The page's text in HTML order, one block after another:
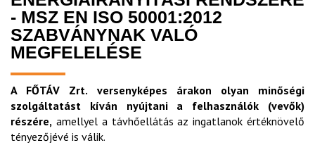
- MSZ EN ISO 50001:2012
SZABVÁNYNAK VALÓ
MEGFELELÉSE
A FŐTÁV Zrt. versenyképes árakon olyan minőségi
szolgáltatást kíván nyújtani a felhasználók (vevők)
részére, amellyel a távhőellátás az ingatlanok értéknövelő
tényezőjévé is válik.